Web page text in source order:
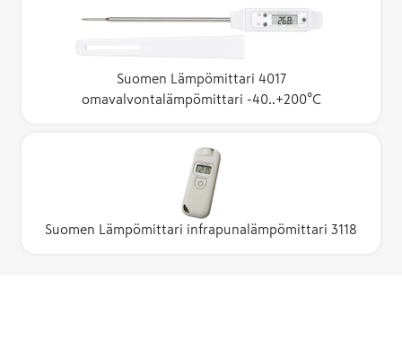
Suomen Lämpömittari 4017
omavalvontalämpömittari -40..+200°C
Suomen Lämpömittari infrapunalämpömittari 3118